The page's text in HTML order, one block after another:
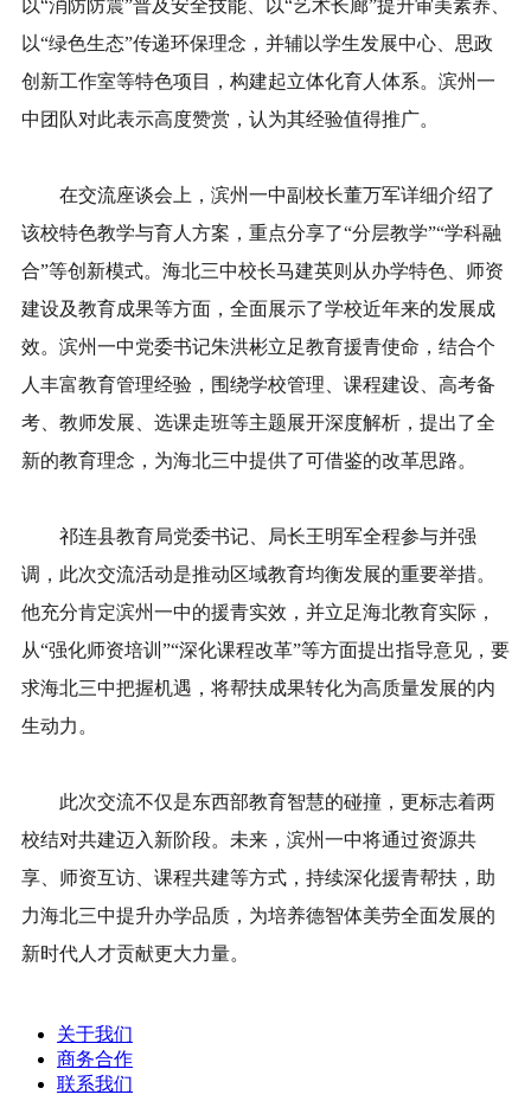
以“消防防震”普及安全技能、以“艺术长廊”提升审美素养、
以“绿色生态”传递环保理念，并辅以学生发展中心、思政
创新工作室等特色项目，构建起立体化育人体系。滨州一
中团队对此表示高度赞赏，认为其经验值得推广。
在交流座谈会上，滨州一中副校长董万军详细介绍了
该校特色教学与育人方案，重点分享了“分层教学”“学科融
合”等创新模式。海北三中校长马建英则从办学特色、师资
建设及教育成果等方面，全面展示了学校近年来的发展成
效。滨州一中党委书记朱洪彬立足教育援青使命，结合个
人丰富教育管理经验，围绕学校管理、课程建设、高考备
考、教师发展、选课走班等主题展开深度解析，提出了全
新的教育理念，为海北三中提供了可借鉴的改革思路。
祁连县教育局党委书记、局长王明军全程参与并强
调，此次交流活动是推动区域教育均衡发展的重要举措。
他充分肯定滨州一中的援青实效，并立足海北教育实际，
从“强化师资培训”“深化课程改革”等方面提出指导意见，要
求海北三中把握机遇，将帮扶成果转化为高质量发展的内
生动力。
此次交流不仅是东西部教育智慧的碰撞，更标志着两
校结对共建迈入新阶段。未来，滨州一中将通过资源共
享、师资互访、课程共建等方式，持续深化援青帮扶，助
力海北三中提升办学品质，为培养德智体美劳全面发展的
新时代人才贡献更大力量。
关于我们
商务合作
联系我们